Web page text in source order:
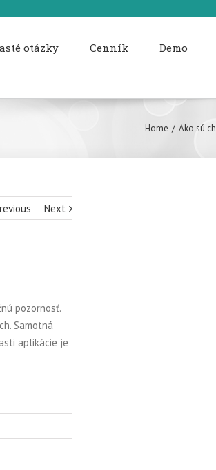
otázky Cenník Demo
Home / Ako sú
Next
pozornosť.
Samotná
aplikácie je